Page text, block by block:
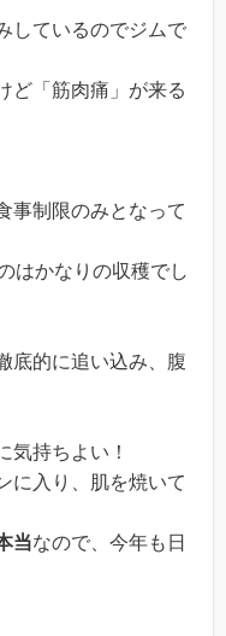
しているのでジムで
ど「筋肉痛」が来る
事制限のみとなって
はかなりの収穫でし
底的に追い込み、腹
気持ちよい！
に入り、肌を焼いて
当なので、今年も日